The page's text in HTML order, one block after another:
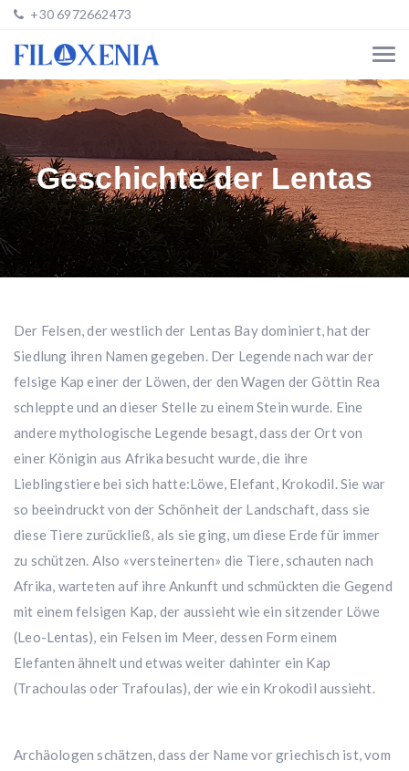
+30 6972662473
Geschichte der Lentas
Der Felsen, der westlich der Lentas Bay dominiert, hat der
Siedlung ihren Namen gegeben. Der Legende nach war der
felsige Kap einer der Löwen, der den Wagen der Göttin Rea
schleppte und an dieser Stelle zu einem Stein wurde. Eine
andere mythologische Legende besagt, dass der Ort von
einer Königin aus Afrika besucht wurde, die ihre
Lieblingstiere bei sich hatte:Löwe, Elefant, Krokodil. Sie war
so beeindruckt von der Schönheit der Landschaft, dass sie
diese Tiere zurückließ, als sie ging, um diese Erde für immer
zu schützen. Also «versteinerten» die Tiere, schauten nach
Afrika, warteten auf ihre Ankunft und schmückten die Gegend
mit einem felsigen Kap, der aussieht wie ein sitzender Löwe
(Leo-Lentas), ein Felsen im Meer, dessen Form einem
Elefanten ähnelt und etwas weiter dahinter ein Kap
(Trachoulas oder Trafoulas), der wie ein Krokodil aussieht.
Archäologen schätzen, dass der Name vor griechisch ist, vom